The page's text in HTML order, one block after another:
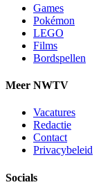
Games
Pokémon
LEGO
Films
Bordspellen
Meer NWTV
Vacatures
Redactie
Contact
Privacybeleid
Socials